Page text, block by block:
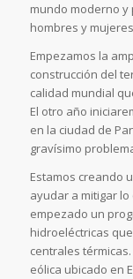
mundo moderno
hombres y
Empezamos la
construcción del
calidad mundial
El otro año
en la ciudad de
gravísimo
Estamos creando
ayudar a mitigar
empezado un
hidroeléctricas
centrales
eólica ubicado en